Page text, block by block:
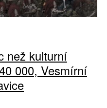
než kulturní
000, Vesmírní